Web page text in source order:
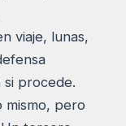
viaje, lunas,
si procede.
mismo, pero